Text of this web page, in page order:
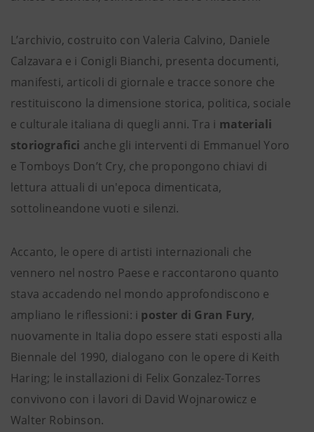
L’archivio, costruito con Valeria Calvino, Daniele
Calzavara e i Conigli Bianchi, presenta documenti,
manifesti, articoli di giornale e tracce sonore che
restituiscono la dimensione storica, politica, sociale
e culturale italiana di quegli anni. Tra i materiali
storiografici anche gli interventi di Emmanuel Yoro
e Tomboys Don’t Cry, che propongono chiavi di
lettura attuali di un'epoca dimenticata,
sottolineandone vuoti e silenzi.
Accanto, le opere di artisti internazionali che
vennero nel nostro Paese e raccontarono quanto
stava accadendo nel mondo approfondiscono e
ampliano le riflessioni: i poster di Gran Fury,
nuovamente in Italia dopo essere stati esposti alla
Biennale del 1990, dialogano con le opere di Keith
Haring; le installazioni di Felix Gonzalez-Torres
convivono con i lavori di David Wojnarowicz e
Walter Robinson.